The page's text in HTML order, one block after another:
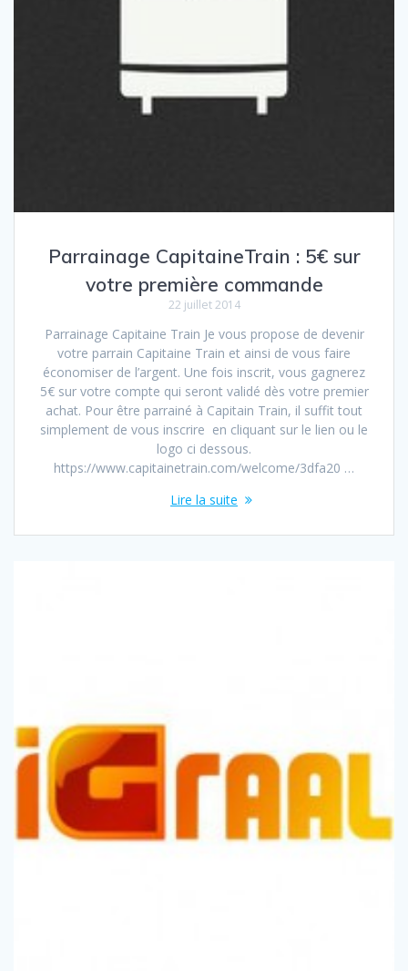
Parrainage CapitaineTrain : 5€ sur
votre première commande
22 juillet 2014
Parrainage Capitaine Train Je vous propose de devenir
votre parrain Capitaine Train et ainsi de vous faire
économiser de l’argent. Une fois inscrit, vous gagnerez
5€ sur votre compte qui seront validé dès votre premier
achat. Pour être parrainé à Capitain Train, il suffit tout
simplement de vous inscrire en cliquant sur le lien ou le
logo ci dessous.
https://www.capitainetrain.com/welcome/3dfa20 …
Lire la suite